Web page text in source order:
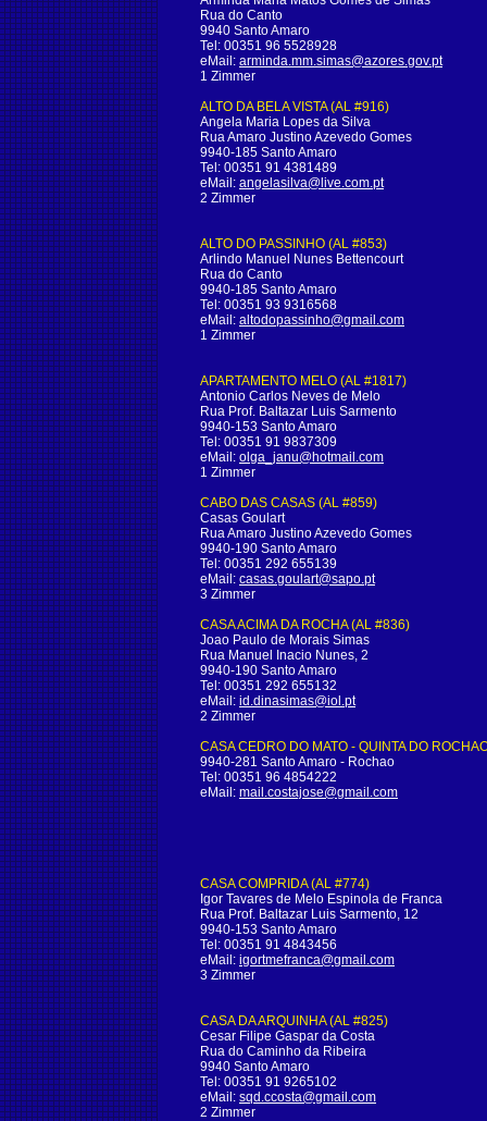
Rua do Canto
9940 Santo Amaro
Tel: 00351 96 5528928
eMail: arminda.mm.simas@azores.gov.pt
1 Zimmer
ALTO DA BELA VISTA (AL #916)
Angela Maria Lopes da Silva
Rua Amaro Justino Azevedo Gomes
9940-185 Santo Amaro
Tel: 00351 91 4381489
eMail: angelasilva@live.com.pt
2 Zimmer
ALTO DO PASSINHO (AL #853)
Arlindo Manuel Nunes Bettencourt
Rua do Canto
9940-185 Santo Amaro
Tel: 00351 93 9316568
eMail: altodopassinho@gmail.com
1 Zimmer
APARTAMENTO MELO (AL #1817)
Antonio Carlos Neves de Melo
Rua Prof. Baltazar Luis Sarmento
9940-153 Santo Amaro
Tel: 00351 91 9837309
eMail: olga_janu@hotmail.com
1 Zimmer
CABO DAS CASAS (AL #859)
Casas Goulart
Rua Amaro Justino Azevedo Gomes
9940-190 Santo Amaro
Tel: 00351 292 655139
eMail: casas.goulart@sapo.pt
3 Zimmer
CASA ACIMA DA ROCHA (AL #836)
Joao Paulo de Morais Simas
Rua Manuel Inacio Nunes, 2
9940-190 Santo Amaro
Tel: 00351 292 655132
eMail: id.dinasimas@iol.pt
2 Zimmer
CASA CEDRO DO MATO - QUINTA DO
9940-281 Santo Amaro - Rochao
Tel: 00351 96 4854222
eMail: mail.costajose@gmail.com
CASA COMPRIDA (AL #774)
Igor Tavares de Melo Espinola de Franca
Rua Prof. Baltazar Luis Sarmento, 12
9940-153 Santo Amaro
Tel: 00351 91 4843456
eMail: igortmefranca@gmail.com
3 Zimmer
CASA DA ARQUINHA (AL #825)
Cesar Filipe Gaspar da Costa
Rua do Caminho da Ribeira
9940 Santo Amaro
Tel: 00351 91 9265102
eMail: sqd.ccosta@gmail.com
2 Zimmer